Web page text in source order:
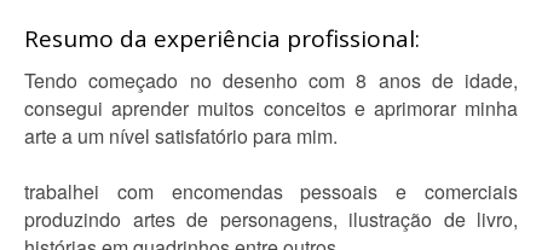
Resumo da experiência profissional:
Tendo começado no desenho com 8 anos de idade,
consegui aprender muitos conceitos e aprimorar minha
arte a um nível satisfatório para mim.
trabalhei com encomendas pessoais e comerciais
produzindo artes de personagens, ilustração de livro,